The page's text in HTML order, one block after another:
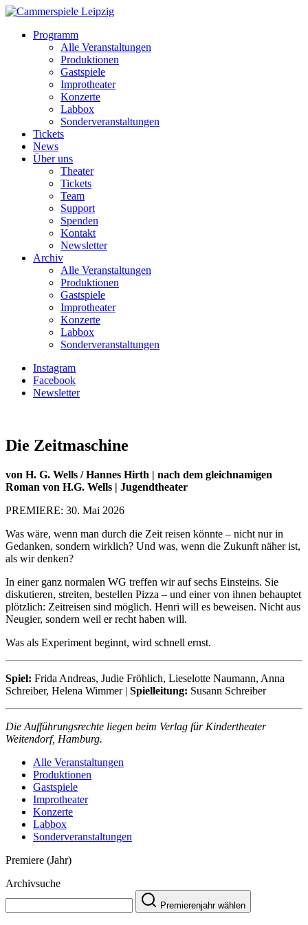
Programm
Alle Veranstaltungen
Produktionen
Gastspiele
Improtheater
Konzerte
Labbox
Sonderveranstaltungen
Tickets
News
Über uns
Theater
Tickets
Team
Support
Spenden
Kontakt
Newsletter
Archiv
Alle Veranstaltungen
Produktionen
Gastspiele
Improtheater
Konzerte
Labbox
Sonderveranstaltungen
Instagram
Facebook
Newsletter
Die Zeitmaschine
von H. G. Wells / Hannes Hirth | nach dem gleichnamigen
Roman von H.G. Wells | Jugendtheater
PREMIERE: 30. Mai 2026
Was wäre, wenn man durch die Zeit reisen könnte – nicht nur in
Gedanken, sondern wirklich? Und was, wenn die Zukunft näher ist,
als wir denken?
In einer ganz normalen WG treffen wir auf sechs Einsteins. Sie
diskutieren, streiten, bestellen Pizza – und einer von ihnen behauptet
plötzlich: Zeitreisen sind möglich. Henri will es beweisen. Nicht aus
Neugier, sondern weil er recht haben will.
Was als Experiment beginnt, wird schnell ernst.
Spiel: Frida Andreas, Judie Fröhlich, Lieselotte Naumann, Anna
Schreiber, Helena Wimmer | Spielleitung: Susann Schreiber
Die Aufführungsrechte liegen beim Verlag für Kindertheater
Weitendorf, Hamburg.
Alle Veranstaltungen
Produktionen
Gastspiele
Improtheater
Konzerte
Labbox
Sonderveranstaltungen
Premiere (Jahr)
Archivsuche
Premierenjahr wählen